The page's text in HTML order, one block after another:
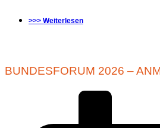
>>> Weiterlesen
BUNDESFORUM 2026 –